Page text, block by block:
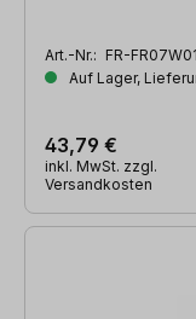
Art.-Nr.: FR-
Auf Lager,
43,79 €
inkl. MwSt. zzgl.
Versandkosten